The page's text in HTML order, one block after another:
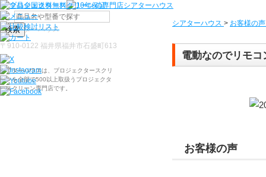
検索
シアターハウス > お客様の声
電動なのでリモ
お客様の声
〒910-0122 福井県福井市石盛町613
シアターハウスは、プロジェクタースクリ
ーンを全部で500以上取扱うプロジェクタ
ースクリーン専門店です。